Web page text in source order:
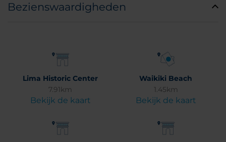
Bezienswaardigheden
Lima Historic Center
7.91km
Bekijk de kaart
Waikiki Beach
1.45km
Bekijk de kaart